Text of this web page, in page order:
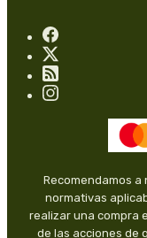
Recomendamos
normativas
realizar una compra
de las acciones de